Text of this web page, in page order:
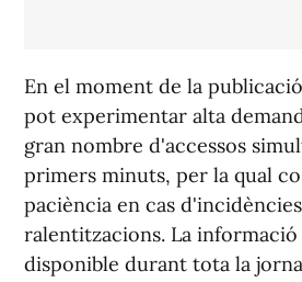
En el moment de la
pot experimentar alta
gran nombre d'accessos
primers minuts, per la qual
paciència en cas
ralentitzacions. La
disponible durant tota la